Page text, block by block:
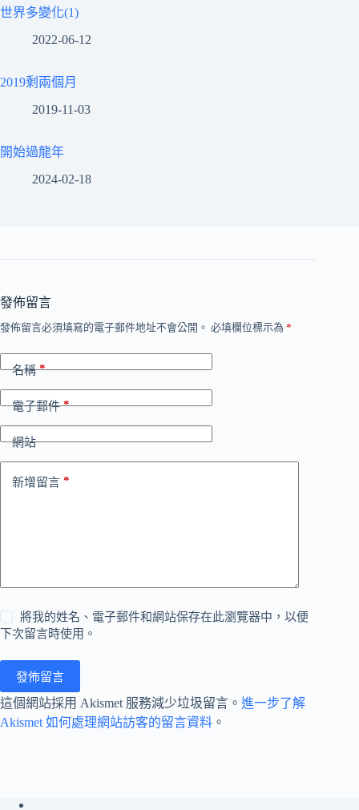
世界多變化(1)
2022-06-12
2019剩兩個月
2019-11-03
開始過龍年
2024-02-18
發佈留言
發佈留言必須填寫的電子郵件地址不會公開。 必填欄位標示為 *
名稱*
電子郵件*
網站
新增留言 *
將我的姓名、電子郵件和網站保存在此瀏覽器中，以便
下次留言時使用。
發佈留言
這個網站採用 Akismet 服務減少垃圾留言。 進一步了解
Akismet 如何處理網站訪客的留言資料 。